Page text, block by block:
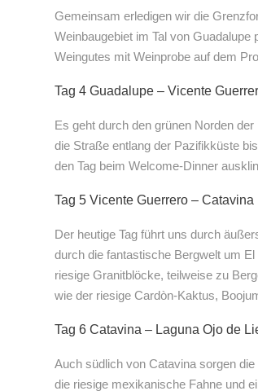
Gemeinsam erledigen wir die
Weinbaugebiet im Tal von
Weingutes mit Weinprobe auf dem
Tag 4 Guadalupe – Vicente
Es geht durch den grünen Norden
die Straße entlang der Pazifikküste
den Tag beim Welcome-Dinner
Tag 5 Vicente Guerrero – Catavina
Der heutige Tag führt uns durch
durch die fantastische Bergwelt um
riesige Granitblöcke, teilweise zu
wie der riesige Cardòn-Kaktus,
Tag 6 Catavina – Laguna Ojo de
Auch südlich von Catavina sorgen
die riesige mexikanische Fahne und